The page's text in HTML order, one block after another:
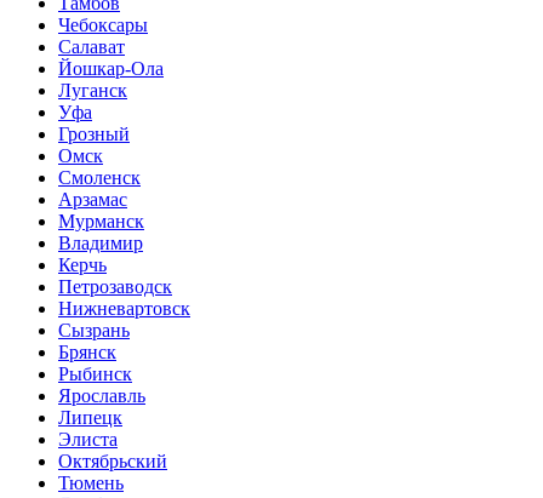
Чебоксары
Салават
Йошкар-Ола
Луганск
Уфа
Грозный
Омск
Смоленск
Арзамас
Мурманск
Владимир
Керчь
Петрозаводск
Нижневартовск
Сызрань
Брянск
Рыбинск
Ярославль
Липецк
Элиста
Октябрьский
Тюмень